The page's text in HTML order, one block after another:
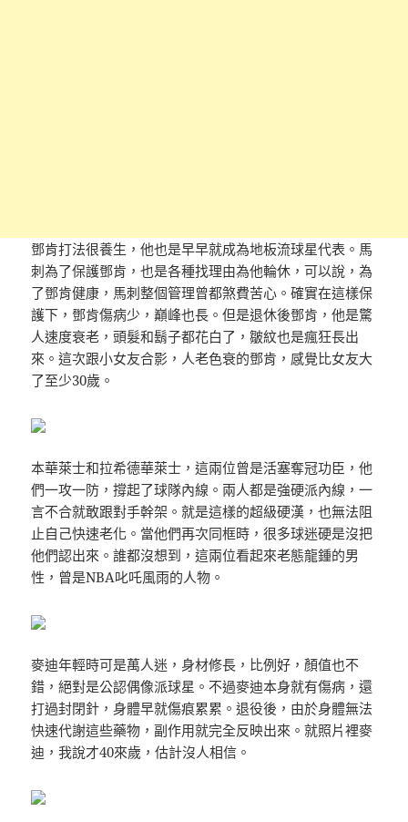
鄧肯打法很養生，他也是早早就成為地板流球星代表。馬
刺為了保護鄧肯，也是各種找理由為他輪休，可以說，為
了鄧肯健康，馬刺整個管理曾都煞費苦心。確實在這樣保
護下，鄧肯傷病少，巔峰也長。但是退休後鄧肯，他是驚
人速度衰老，頭髮和鬍子都花白了，皺紋也是瘋狂長出
來。這次跟小女友合影，人老色衰的鄧肯，感覺比女友大
了至少30歲。
本華萊士和拉希德華萊士，這兩位曾是活塞奪冠功臣，他
們一攻一防，撐起了球隊內線。兩人都是強硬派內線，一
言不合就敢跟對手幹架。就是這樣的超級硬漢，也無法阻
止自己快速老化。當他們再次同框時，很多球迷硬是沒把
他們認出來。誰都沒想到，這兩位看起來老態龍鍾的男
性，曾是NBA叱吒風雨的人物。
麥迪年輕時可是萬人迷，身材修長，比例好，顏值也不
錯，絕對是公認偶像派球星。不過麥迪本身就有傷病，還
打過封閉針，身體早就傷痕累累。退役後，由於身體無法
快速代謝這些藥物，副作用就完全反映出來。就照片裡麥
迪，我說才40來歲，估計沒人相信。